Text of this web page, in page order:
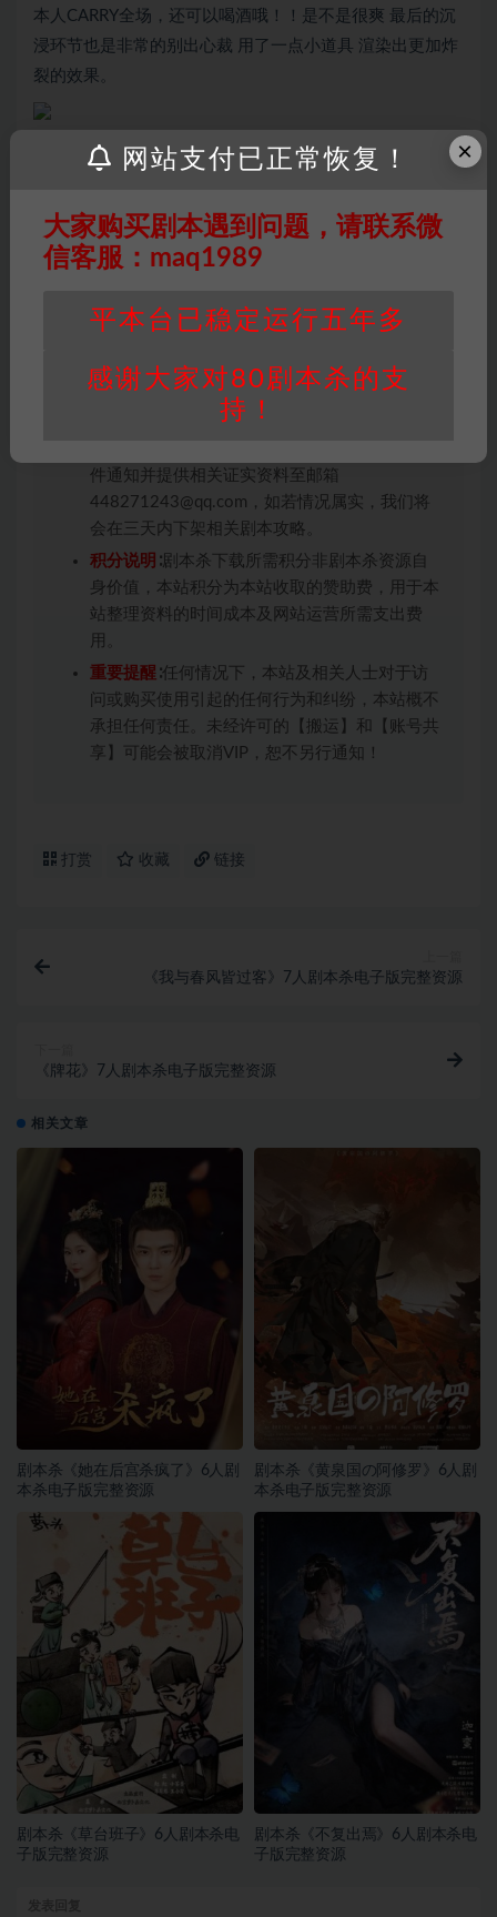
本人CARRY全场，还可以喝酒哦！！是不是很爽 最后的沉
浸环节也是非常的别出心裁 用了一点小道具 渲染出更加炸
裂的效果。
效链接请联系客服补发！！！网盘不限速下载神
器→
点此下载←
投稿+个人整理而来，仅供学习研究使用，请勿
用于商业用途!任何人访问、浏览本站，购买或
未购买，即代表已阅读本声明，理解并同意受本
条约约束，并遵守所有适用的法律法规。
：本站提供的任何剧本杀资源内容的版
件通知并提供相关证实资料至邮箱
448271243@qq.com，如若情况属实，我们将
会在三天内下架相关剧本攻略。
积分说明 ∶剧本杀下载所需积分非剧本杀资源自
身价值，本站积分为本站收取的赞助费，用于本
站整理资料的时间成本及网站运营所需支出费
用。
重要提醒 ∶任何情况下，本站及相关人士对于访
问或购买使用引起的任何行为和纠纷，本站概不
承担任何责任。未经许可的【搬运】和【账号共
享】可能会被取消VIP，恕不另行通知！
打赏 收藏 链接
《我与春风皆过客》7人剧本杀电子版完整资源
《牌花》7人剧本杀电子版完整资源
相关文章
剧本杀《她在后宫杀疯了》6人剧
本杀电子版完整资源
剧本杀《黄泉国の阿修罗》6人剧
本杀电子版完整资源
剧本杀《草台班子》6人剧本杀电
子版完整资源
剧本杀《不复出焉》6人剧本杀电
子版完整资源
×
网站支付已正常恢复！
大家购买剧本遇到问题，请联系微
信客服：maq1989
平本台已稳定运行五年多
感谢大家对80剧本杀的支
持！